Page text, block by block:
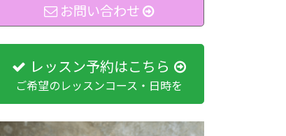
お問い合わせ
レッスン予約はこちら
ご希望のレッスンコース・日時を